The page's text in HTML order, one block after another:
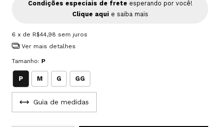
Condições especiais de freteesperando por você!
Clique aquie saiba mais
6 x de R$44,98 sem juros
Ver mais detalhes
Tamanho: P
P M G GG
Guia de medidas